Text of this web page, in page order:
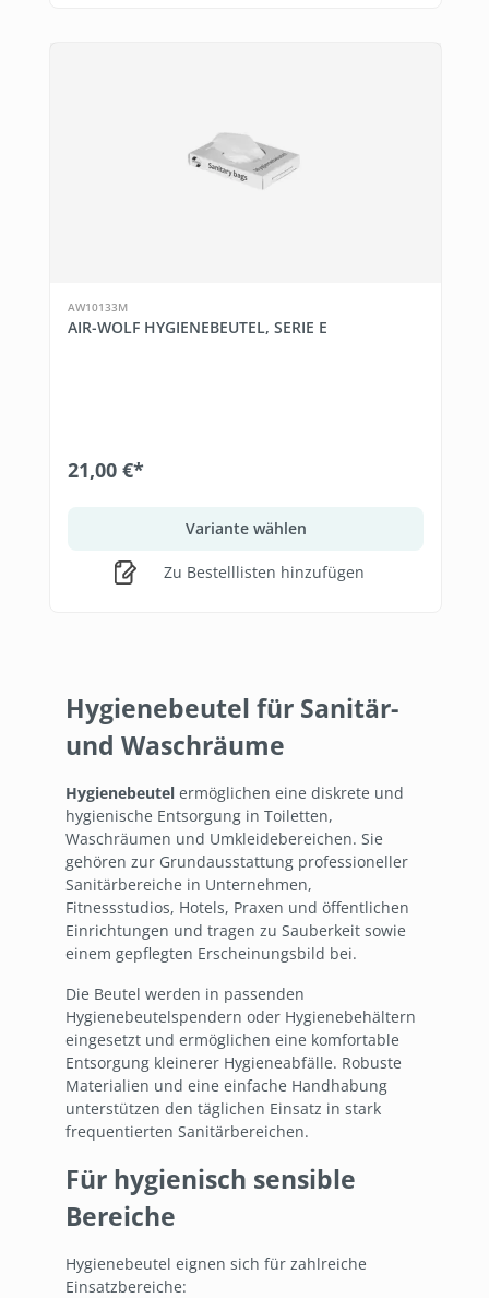
AW10133M
AIR-WOLF HYGIENEBEUTEL, SERIE E
21,00 €*
Variante wählen
Zu Bestelllisten hinzufügen
Hygienebeutel für Sanitär-
und Waschräume
Hygienebeutel ermöglichen eine diskrete und
hygienische Entsorgung in Toiletten,
Waschräumen und Umkleidebereichen. Sie
gehören zur Grundausstattung professioneller
Sanitärbereiche in Unternehmen,
Fitnessstudios, Hotels, Praxen und öffentlichen
Einrichtungen und tragen zu Sauberkeit sowie
einem gepflegten Erscheinungsbild bei.
Die Beutel werden in passenden
Hygienebeutelspendern oder Hygienebehältern
eingesetzt und ermöglichen eine komfortable
Entsorgung kleinerer Hygieneabfälle. Robuste
Materialien und eine einfache Handhabung
unterstützen den täglichen Einsatz in stark
frequentierten Sanitärbereichen.
Für hygienisch sensible
Bereiche
Hygienebeutel eignen sich für zahlreiche
Einsatzbereiche: